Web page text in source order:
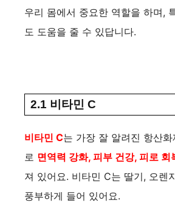
우리 몸에서 중요한 역할을 하며,
도 도움을 줄 수 있답니다.
2.1 비타민 C
비타민 C는 가장 잘 알려진 항산
로 면역력 강화, 피부 건강, 피로 회
져 있어요. 비타민 C는 딸기, 오렌
풍부하게 들어 있어요.